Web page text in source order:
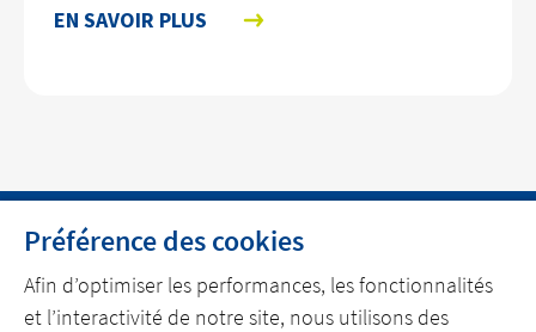
EN SAVOIR PLUS
LES ENTREPRISES
NOS OFFRES
Préférence des cookies
Afin d’optimiser les performances, les fonctionnalités
et l’interactivité de notre site, nous utilisons des